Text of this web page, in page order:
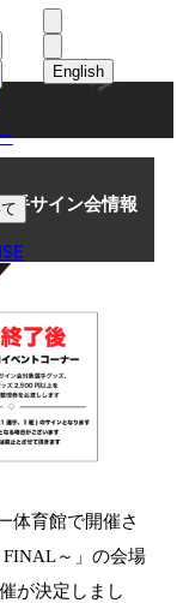
한국어
English
手サイン会情報
体育館で開催さ
FINAL～」の会場
が決定しまし